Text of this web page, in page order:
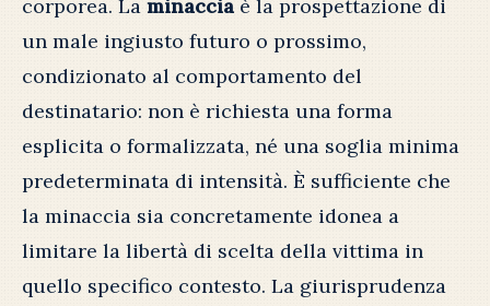
corporea. La minaccia è la prospettazione di
un male ingiusto futuro o prossimo,
condizionato al comportamento del
destinatario: non è richiesta una forma
esplicita o formalizzata, né una soglia minima
predeterminata di intensità. È sufficiente che
la minaccia sia concretamente idonea a
limitare la libertà di scelta della vittima in
quello specifico contesto. La giurisprudenza